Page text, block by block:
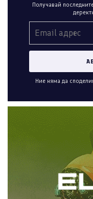
Получавай
Ние няма да